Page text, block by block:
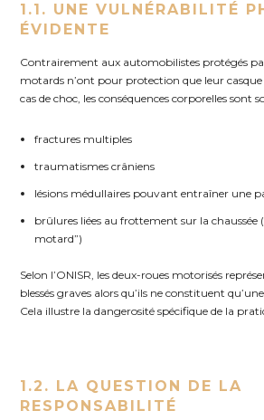
1.1. UNE VULNÉRABILITÉ
ÉVIDENTE
Contrairement aux automobilistes protégés
motards n’ont pour protection que leur
cas de choc, les conséquences corporelles sont
fractures multiples
traumatismes crâniens
lésions médullaires pouvant entraîner une
brûlures liées au frottement sur la chaussée
motard”)
Selon l’ONISR, les deux-roues motorisés
blessés graves alors qu’ils ne constituent
Cela illustre la dangerosité spécifique de la
1.2. LA QUESTION DE LA
RESPONSABILITÉ